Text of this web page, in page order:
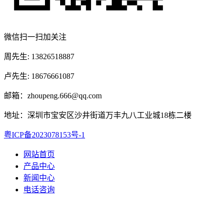
微信扫一扫加关注
周先生: 13826518887
卢先生: 18676661087
邮箱：zhoupeng.666@qq.com
地址：深圳市宝安区沙井街道万丰九八工业城18栋二楼
粤ICP备2023078153号-1
网站首页
产品中心
新闻中心
电话咨询